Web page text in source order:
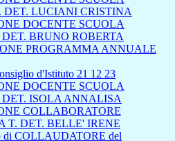
DET. LUCIANI CRISTINA
DOCENTE SCUOLA
BRUNO ROBERTA
PROGRAMMA ANNUALE
d'Istituto 21 12 23
DOCENTE SCUOLA
ISOLA ANNALISA
COLLABORATORE
T. DET. BELLE' IRENE
di COLLAUDATORE del